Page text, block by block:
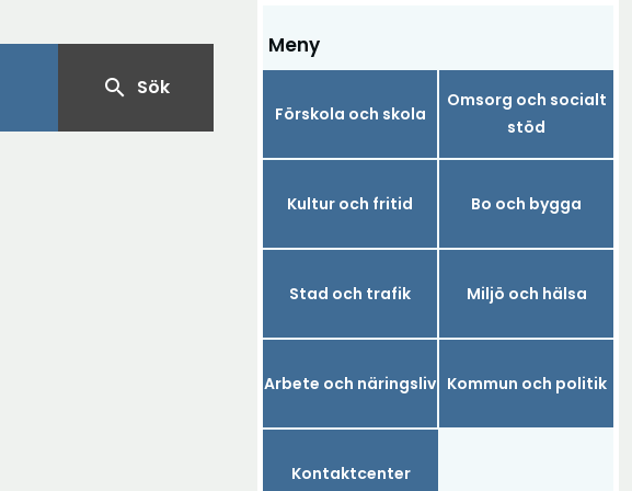
search Sök
Meny
Förskola och skola
Omsorg och socialt
stöd
Kultur och fritid Bo och bygga
Stad och trafik Miljö och hälsa
Arbete och näringsliv Kommun och politik
Kontaktcenter